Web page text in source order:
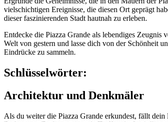
vielschichtigen Ereignisse, die diesen Ort geprägt
dieser faszinierenden Stadt hautnah zu erleben.
Entdecke die Piazza Grande als lebendiges Zeugnis
Welt von gestern und lasse dich von der Schönheit
Eindrücke zu sammeln.
Schlüsselwörter:
Architektur und Denkmäler
Als du weiter die Piazza Grande erkundest, fällt